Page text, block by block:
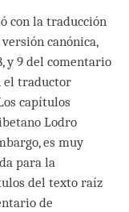
con la traducción
canónica,
y 9 del comentario
el traductor
capítulos
Lodro
es muy
para la
del texto raíz
de